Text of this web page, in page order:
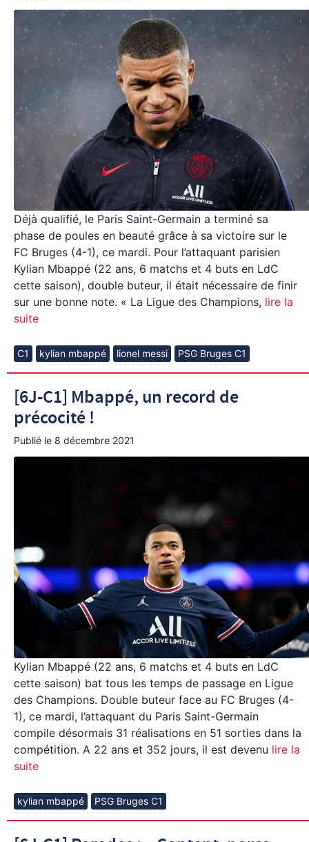
Déjà qualifié, le Paris Saint-Germain a terminé sa
phase de poules en beauté grâce à sa victoire sur le
FC Bruges (4-1), ce mardi. Pour l’attaquant parisien
Kylian Mbappé (22 ans, 6 matchs et 4 buts en LdC
cette saison), double buteur, il était nécessaire de finir
sur une bonne note. « La Ligue des Champions, lire la
suite
C1 kylian mbappé lionel messi PSG Bruges C1
[6J-C1] Mbappé, un record de
précocité !
Publié le 8 décembre 2021
Kylian Mbappé (22 ans, 6 matchs et 4 buts en LdC
cette saison) bat tous les temps de passage en Ligue
des Champions. Double buteur face au FC Bruges (4-
1), ce mardi, l’attaquant du Paris Saint-Germain
compile désormais 31 réalisations en 51 sorties dans la
compétition. A 22 ans et 352 jours, il est devenu lire la
suite
kylian mbappé PSG Bruges C1